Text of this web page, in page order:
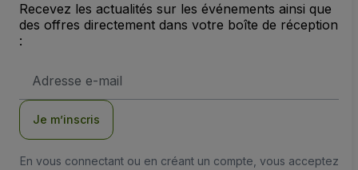
Recevez les actualités sur les événements ainsi que
des offres directement dans votre boîte de réception
:
e-
Je m’inscris
En vous connectant ou en créant un compte, vous acceptez